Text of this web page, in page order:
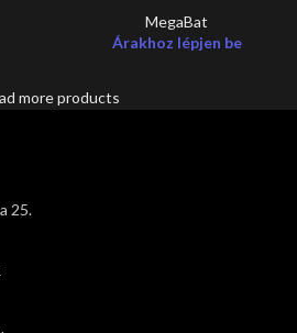
MegaBat
Árakhoz lépjen be
more products
25.